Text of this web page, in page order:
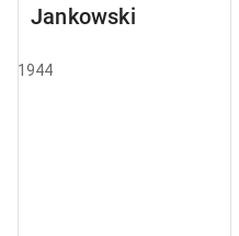
Jankowski
1944